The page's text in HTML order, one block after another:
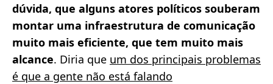
dúvida, que alguns atores políticos souberam
montar uma infraestrutura de comunicação
muito mais eficiente, que tem muito mais
alcance. Diria que um dos principais problemas
é que a gente não está falando